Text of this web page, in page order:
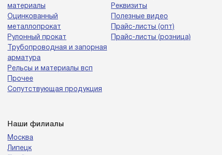
материалы
Оцинкованный
металлопрокат
Рулонный прокат
Трубопроводная и запорная
арматура
Рельсы и материалы всп
Прочее
Сопутствующая продукция
Реквизиты
Полезные видео
Прайс-листы (опт)
Прайс-листы (розница)
Наши филиалы
Москва
Липецк